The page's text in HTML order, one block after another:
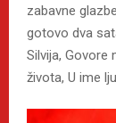
zabavne
gotovo dva
Silvija, Govore
života, U ime